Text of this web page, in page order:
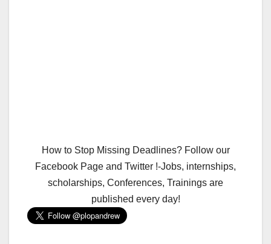
How to Stop Missing Deadlines? Follow our
Facebook Page and Twitter !-Jobs, internships,
scholarships, Conferences, Trainings are
published every day!